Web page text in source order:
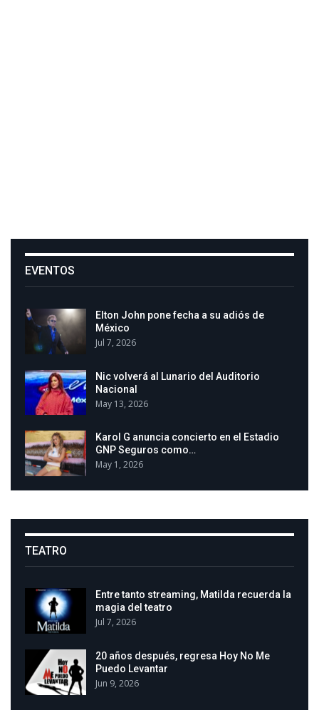
EVENTOS
Elton John pone fecha a su adiós de
México
Jul 7, 2026
Nic volverá al Lunario del Auditorio
Nacional
May 13, 2026
Karol G anuncia concierto en el Estadio
GNP Seguros como…
May 1, 2026
TEATRO
Entre tanto streaming, Matilda recuerda la
magia del teatro
Jul 7, 2026
20 años después, regresa Hoy No Me
Puedo Levantar
Jun 9, 2026